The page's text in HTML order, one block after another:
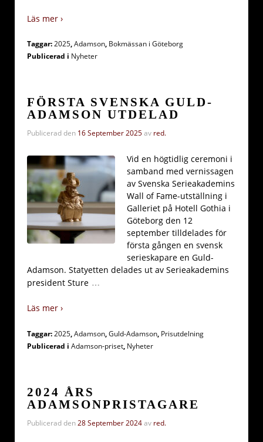
Läs mer ›
Taggar:2025,Adamson, Bokmässan i Göteborg
Publicerad i Nyheter
FÖRSTA SVENSKA GULD-
ADAMSON UTDELAD
Publicerad den 16 September 2025av red.
Vid en högtidlig ceremoni i
samband med vernissagen
av Svenska Serieakademins
Wall of Fame-utställning i
Galleriet på Hotell Gothia i
Göteborg den 12
september tilldelades för
första gången en svensk
serieskapare en Guld-
Adamson. Statyetten delades ut av Serieakademins
president Sture …
Läs mer ›
Taggar:2025,Adamson,Guld-Adamson, Prisutdelning
Publicerad i Adamson-priset, Nyheter
2024 ÅRS
ADAMSONPRISTAGARE
Publicerad den28 September 2024av red.